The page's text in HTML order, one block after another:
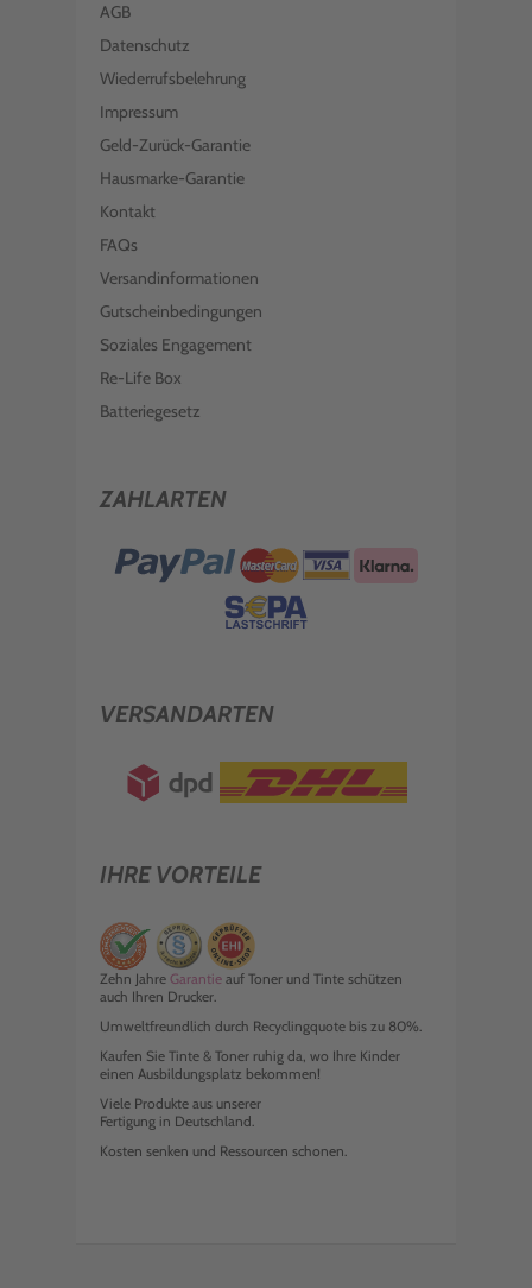
AGB
Datenschutz
Wiederrufsbelehrung
Impressum
Geld-Zurück-Garantie
Hausmarke-Garantie
Kontakt
FAQs
Versandinformationen
Gutscheinbedingungen
Soziales Engagement
Re-Life Box
Batteriegesetz
ZAHLARTEN
VERSANDARTEN
IHRE VORTEILE
Zehn Jahre Garantie auf Toner und Tinte schützen
auch Ihren Drucker.
Umweltfreundlich durch Recyclingquote bis zu 80%.
Kaufen Sie Tinte & Toner ruhig da, wo Ihre Kinder
einen Ausbildungsplatz bekommen!
Viele Produkte aus unserer
Fertigung in Deutschland.
Kosten senken und Ressourcen schonen.